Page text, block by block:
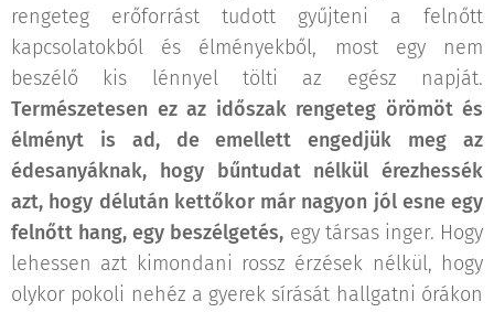
rengeteg erőforrást tudott gyűjteni a felnőtt
kapcsolatokból és élményekből, most egy nem
beszélő kis lénnyel tölti az egész napját.
Természetesen ez az időszak rengeteg örömöt és
élményt is ad, de emellett engedjük meg az
édesanyáknak, hogy bűntudat nélkül érezhessék
azt, hogy délután kettőkor már nagyon jól esne egy
felnőtt hang, egy beszélgetés, egy társas inger. Hogy
lehessen azt kimondani rossz érzések nélkül, hogy
olykor pokoli nehéz a gyerek sírását hallgatni órákon